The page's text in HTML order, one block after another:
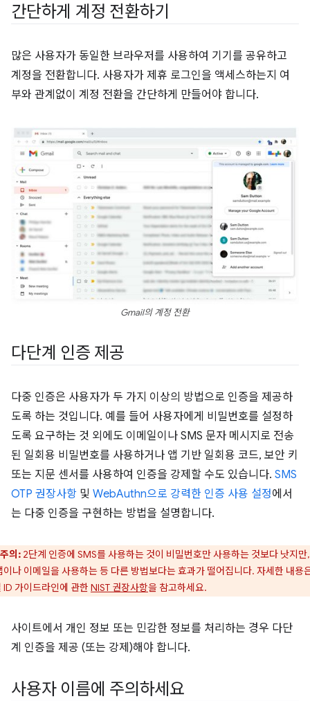
간단하게 계정 전환하기
많은 사용자가 동일한 브라우저를 사용하여 기기를 공유하고
계정을 전환합니다. 사용자가 제휴 로그인을 액세스하는지 여
부와 관계없이 계정 전환을 간단하게 만들어야 합니다.
Gmail의 계정 전환
다단계 인증 제공
다중 인증은 사용자가 두 가지 이상의 방법으로 인증을 제공하
도록 하는 것입니다. 예를 들어 사용자에게 비밀번호를 설정하
도록 요구하는 것 외에도 이메일이나 SMS 문자 메시지로 전송
된 일회용 비밀번호를 사용하거나 앱 기반 일회용 코드, 보안 키
또는 지문 센서를 사용하여 인증을 강제할 수도 있습니다. SMS
OTP 권장사항 및 WebAuthn으로 강력한 인증 사용 설정에서
는 다중 인증을 구현하는 방법을 설명합니다.
주의: 2단계 인증에 SMS를 사용하는 것이 비밀번호만 사용하는 것보다 낫지만
이나 이메일을 사용하는 등 다른 방법보다는 효과가 떨어집니다. 자세한 내용
ID 가이드라인에 관한 NIST 권장사항을 참고하세요.
사이트에서 개인 정보 또는 민감한 정보를 처리하는 경우 다단
계 인증을 제공 (또는 강제)해야 합니다.
사용자 이름에 주의하세요